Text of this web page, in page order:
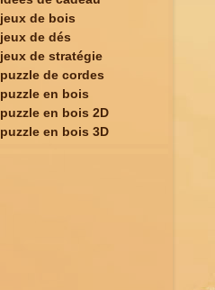
jeux de bois
jeux de dés
jeux de stratégie
puzzle de cordes
puzzle en bois
puzzle en bois 2D
puzzle en bois 3D